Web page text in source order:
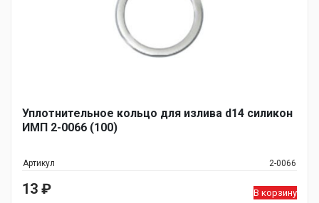
Уплотнительное кольцо для излива d14 силикон
ИМП 2-0066 (100)
Артикул 2-0066
13 ₽ В корзину